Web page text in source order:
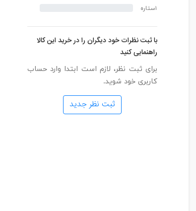
۱ستاره
با ثبت نظرات خود دیگران را در خرید این کالا
راهنمایی کنید
برای ثبت نظر، لازم است ابتدا وارد حساب
کاربری خود شوید.
ثبت نظر جدید